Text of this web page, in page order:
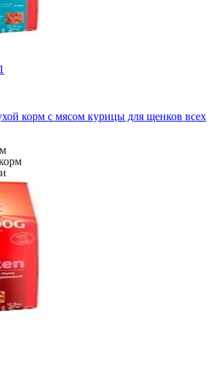
корм с мясом курицы для щенков всех